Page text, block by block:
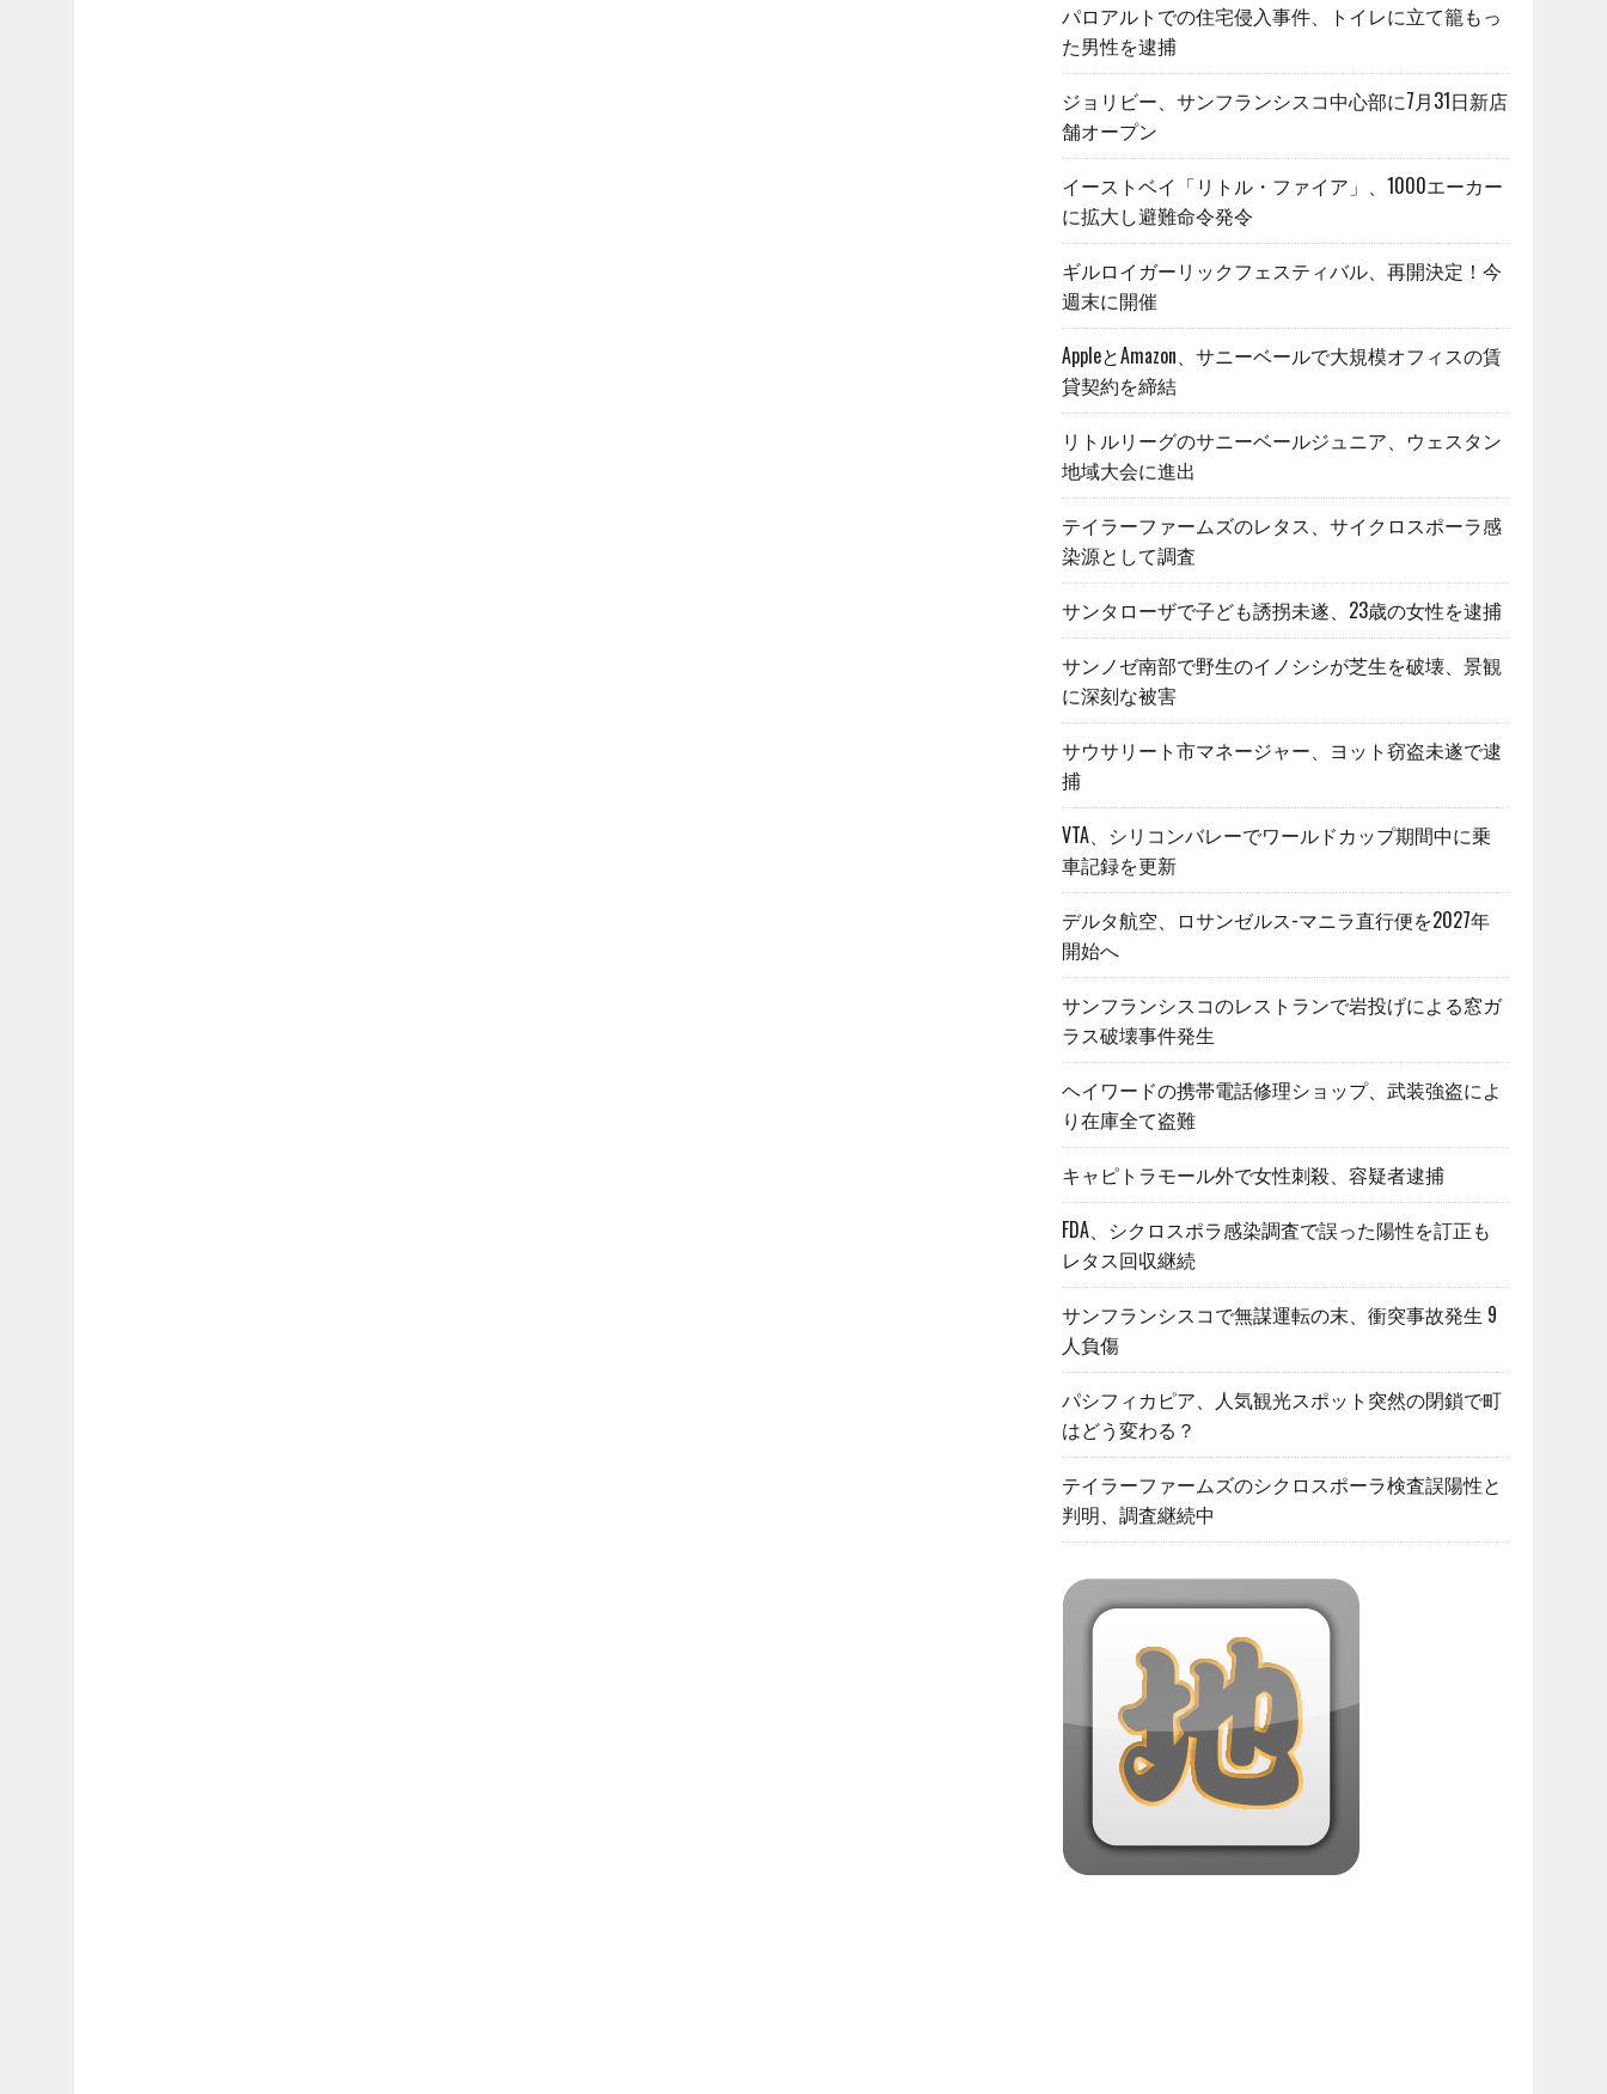
パロアルトでの住宅侵入事件、トイレに立て籠もっ
た男性を逮捕
ジョリビー、サンフランシスコ中心部に7月31日新店
舗オープン
イーストベイ「リトル・ファイア」、1000エーカー
に拡大し避難命令発令
ギルロイガーリックフェスティバル、再開決定！今
週末に開催
AppleとAmazon、サニーベールで大規模オフィスの賃
貸契約を締結
リトルリーグのサニーベールジュニア、ウェスタン
地域大会に進出
テイラーファームズのレタス、サイクロスポーラ感
染源として調査
サンタローザで子ども誘拐未遂、23歳の女性を逮捕
サンノゼ南部で野生のイノシシが芝生を破壊、景観
に深刻な被害
サウサリート市マネージャー、ヨット窃盗未遂で逮
捕
VTA、シリコンバレーでワールドカップ期間中に乗
車記録を更新
デルタ航空、ロサンゼルス-マニラ直行便を2027年
開始へ
サンフランシスコのレストランで岩投げによる窓ガ
ラス破壊事件発生
ヘイワードの携帯電話修理ショップ、武装強盗によ
り在庫全て盗難
キャピトラモール外で女性刺殺、容疑者逮捕
FDA、シクロスポラ感染調査で誤った陽性を訂正も
レタス回収継続
サンフランシスコで無謀運転の末、衝突事故発生 9
人負傷
パシフィカピア、人気観光スポット突然の閉鎖で町
はどう変わる？
テイラーファームズのシクロスポーラ検査誤陽性と
判明、調査継続中